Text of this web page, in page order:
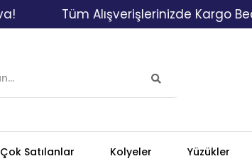
Tüm Alışverişlerinizde Kargo Bedava!
Çok Satılanlar Kolyeler Yüzükler